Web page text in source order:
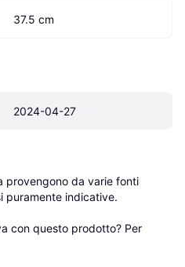
37.5 cm
2024-04-27
provengono da varie fonti
puramente indicative.
con questo prodotto? Per